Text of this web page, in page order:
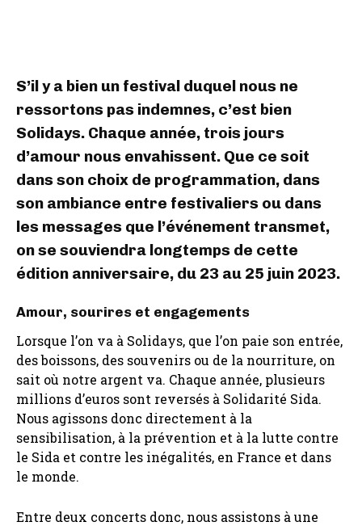
S’il y a bien un festival duquel nous ne
ressortons pas indemnes, c’est bien
Solidays. Chaque année, trois jours
d’amour nous envahissent. Que ce soit
dans son choix de programmation, dans
son ambiance entre festivaliers ou dans
les messages que l’événement transmet,
on se souviendra longtemps de cette
édition anniversaire, du 23 au 25 juin 2023.
Amour, sourires et engagements
Lorsque l’on va à Solidays, que l’on paie son entrée,
des boissons, des souvenirs ou de la nourriture, on
sait où notre argent va. Chaque année, plusieurs
millions d’euros sont reversés à Solidarité Sida.
Nous agissons donc directement à la
sensibilisation, à la prévention et à la lutte contre
le Sida et contre les inégalités, en France et dans
le monde.
Entre deux concerts donc, nous assistons à une